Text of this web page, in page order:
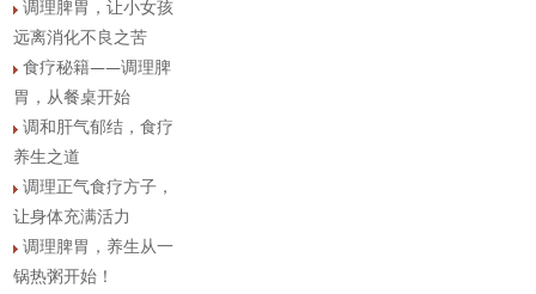
调理脾胃，让小女孩
远离消化不良之苦
食疗秘籍——调理脾
胃，从餐桌开始
调和肝气郁结，食疗
养生之道
调理正气食疗方子，
让身体充满活力
调理脾胃，养生从一
锅热粥开始！